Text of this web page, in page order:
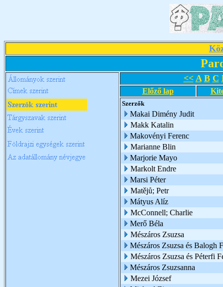
<< A B C
Előző lap
Szerzők
Makai Dimény Judit
Makk Katalin
Makovényi Ferenc
Marianne Blin
Marjorie Mayo
Markolt Endre
Marsi Péter
Matějů; Petr
Mátyus Alíz
McConnell; Charlie
Merő Béla
Mészáros Zsuzsa
Mészáros Zsuzsa és Balogh
Mészáros Zsuzsa és Péterfi
Mészáros Zsuzsanna
Mezei József